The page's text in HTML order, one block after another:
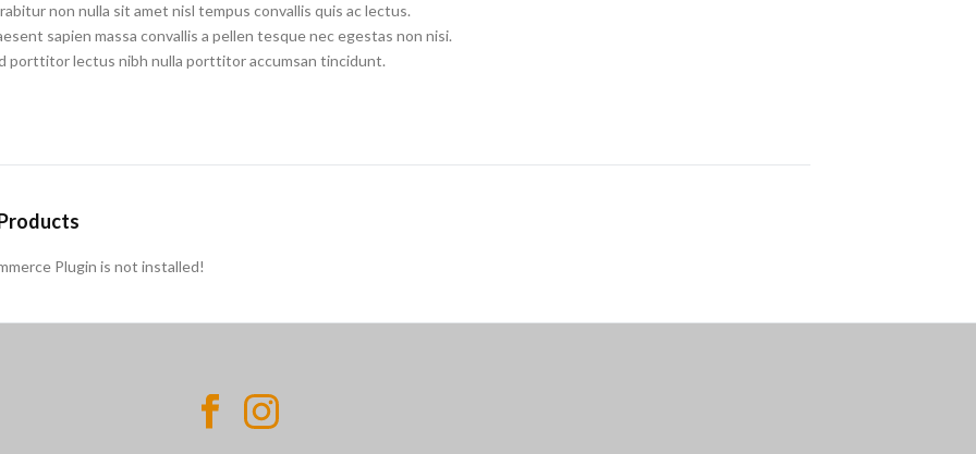
non nulla sit amet nisl tempus convallis quis ac lectus.
sapien massa convallis a pellen tesque nec egestas non nisi.
porttitor lectus nibh nulla porttitor accumsan tincidunt.
Plugin is not installed!